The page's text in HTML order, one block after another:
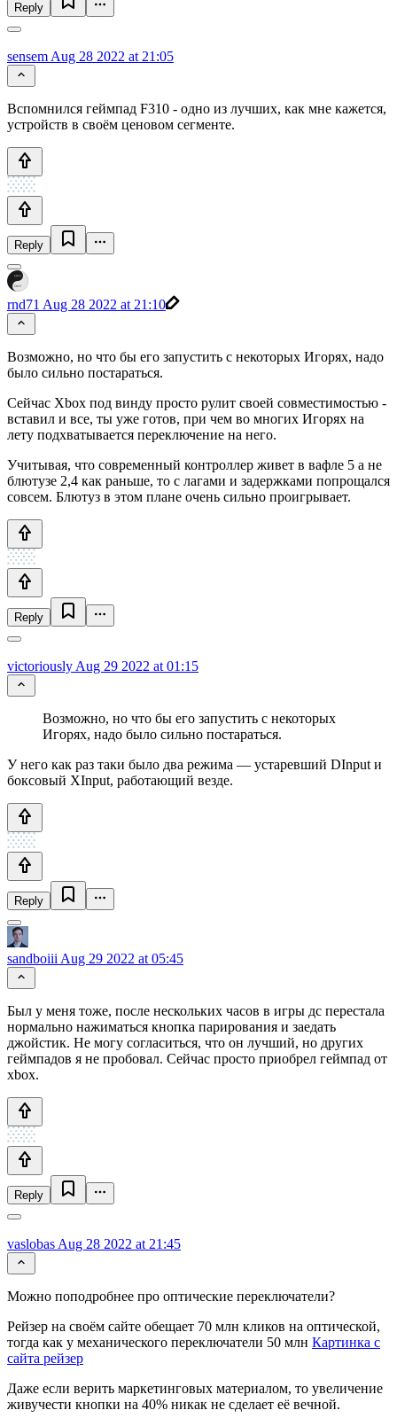
Reply
sensem Aug 28 2022 at 21:05
Вспомнился геймпад F310 - одно из лучших, как мне кажется,
устройств в своём ценовом сегменте.
Reply
rnd71 Aug 28 2022 at 21:10
Возможно, но что бы его запустить с некоторых Игорях, надо
было сильно постараться.
Сейчас Xbox под винду просто рулит своей совместимостью -
вставил и все, ты уже готов, при чем во многих Игорях на
лету подхватывается переключение на него.
Учитывая, что современный контроллер живет в вафле 5 а не
блютузе 2,4 как раньше, то с лагами и задержками попрощался
совсем. Блютуз в этом плане очень сильно проигрывает.
Reply
victoriously Aug 29 2022 at 01:15
Возможно, но что бы его запустить с некоторых
Игорях, надо было сильно постараться.
У него как раз таки было два режима — устаревший DInput и
боксовый XInput, работающий везде.
Reply
sandboiii Aug 29 2022 at 05:45
Был у меня тоже, после нескольких часов в игры дс перестала
нормально нажиматься кнопка парирования и заедать
джойстик. Не могу согласиться, что он лучший, но других
геймпадов я не пробовал. Сейчас просто приобрел геймпад от
xbox.
Reply
vaslobas Aug 28 2022 at 21:45
Можно поподробнее про оптические переключатели?
Рейзер на своём сайте обещает 70 млн кликов на оптической,
тогда как у механического переключатели 50 млн Картинка с
сайта рейзер
Даже если верить маркетинговых материалом, то увеличение
живучести кнопки на 40% никак не сделает её вечной.